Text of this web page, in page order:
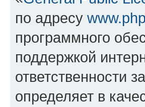
по адресу
программного
поддержкой
ответственности
определяет в